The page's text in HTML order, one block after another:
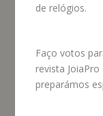
de relógios.
Faço votos
revista JoiaPro
preparámos